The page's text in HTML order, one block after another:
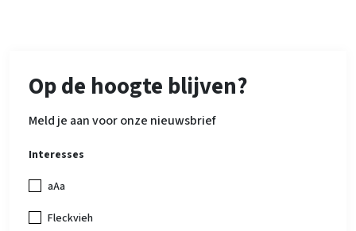
Op de hoogte blijven?
Meld je aan voor onze nieuwsbrief
Interesses
aAa
Fleckvieh